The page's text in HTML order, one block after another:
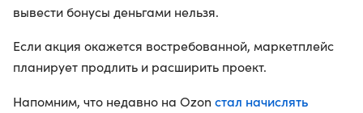
вывести бонусы деньгами нельзя.
Если акция окажется востребованной, маркетплейс
планирует продлить и расширить проект.
Напомним, что недавно на Ozon стал начислять